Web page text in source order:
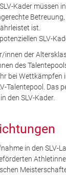
Kader müssen
ist.
SLV-
innen der
des
bei Wettkämpfen
Talentepool. Das
den SLV-Kader.
in den SLV-